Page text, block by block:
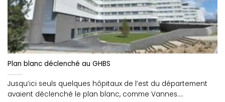
Plan blanc déclenché au GHBS
Jusqu’ici seuls quelques hôpitaux de l’est du département
avaient déclenché le plan blanc, comme Vannes....